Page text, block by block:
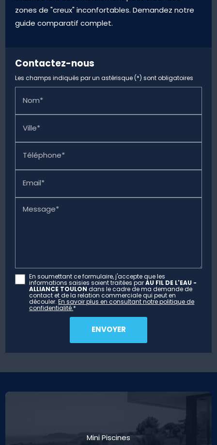
zones de "creux" inconfortables. Demandez notre
guide comparatif complet.
Contactez-nous
Les champs indiqués par un astérisque (*) sont obligatoires
Nom*
Ville*
Téléphone*
Email*
Message*
En soumettant ce formulaire, j'accepte que les
informations saisies soient traitées parAU FIL DE L'EAU -
ALLIANCE TOULON dans le cadre de ma demande de
contact et de la relation commerciale qui peut en
découler.En savoir plus en consultant notre politique de
confidentialité.*
Mini Piscines